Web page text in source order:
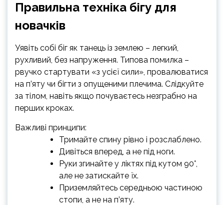
Правильна техніка бігу для
новачків
Уявіть собі біг як танець із землею – легкий,
рухливий, без напруження. Типова помилка –
рвучко стартувати «з усієї сили», провалюватися
на п’яту чи бігти з опущеними плечима. Слідкуйте
за тілом, навіть якщо почуваєтесь незграбно на
перших кроках.
Важливі принципи:
Тримайте спину рівно і розслаблено.
Дивіться вперед, а не під ноги.
Руки згинайте у ліктях під кутом 90°,
але не затискайте їх.
Приземляйтесь середньою частиною
стопи, а не на п’яту.